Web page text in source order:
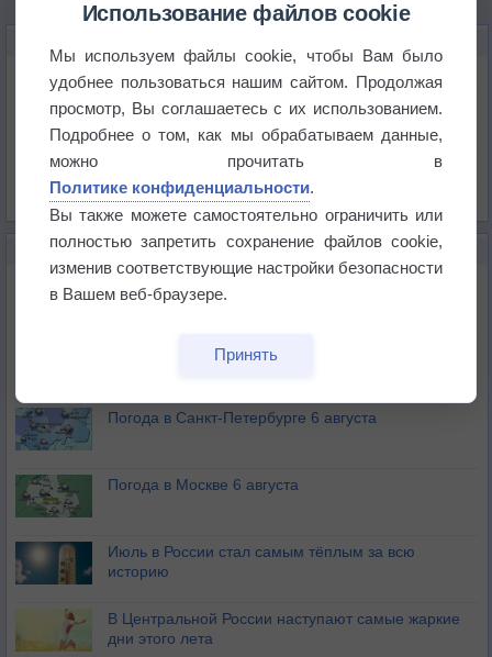
Температура
Давление
Осадки
Облачность
Список всех карт
НОВОЕ О ПОГОДЕ
Погода в Екатеринбурге 6 августа
Погода в Краснодаре 6 августа
Погода в Санкт-Петербурге 6 августа
Погода в Москве 6 августа
Июль в России стал самым тёплым за всю
историю
В Центральной России наступают самые жаркие
дни этого лета
Использование файлов cookie
Мы используем файлы cookie, чтобы Вам было
удобнее пользоваться нашим сайтом. Продолжая
просмотр, Вы соглашаетесь с их использованием.
Подробнее о том, как мы обрабатываем данные,
можно прочитать в
Политике конфиденциальности.
Вы также можете самостоятельно ограничить или
полностью запретить сохранение файлов cookie,
изменив соответствующие настройки безопасности
в Вашем веб-браузере.
Принять